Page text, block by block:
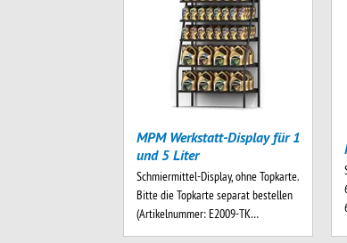
MPM Werkstatt-Display für 1
und 5 Liter
Schmiermittel-Display, ohne Topkarte.
Bitte die Topkarte separat bestellen
(Artikelnummer: E2009-TK…